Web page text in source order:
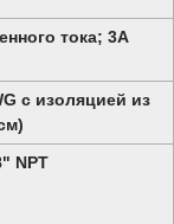
тока; 3А
с изоляцией из
NPT